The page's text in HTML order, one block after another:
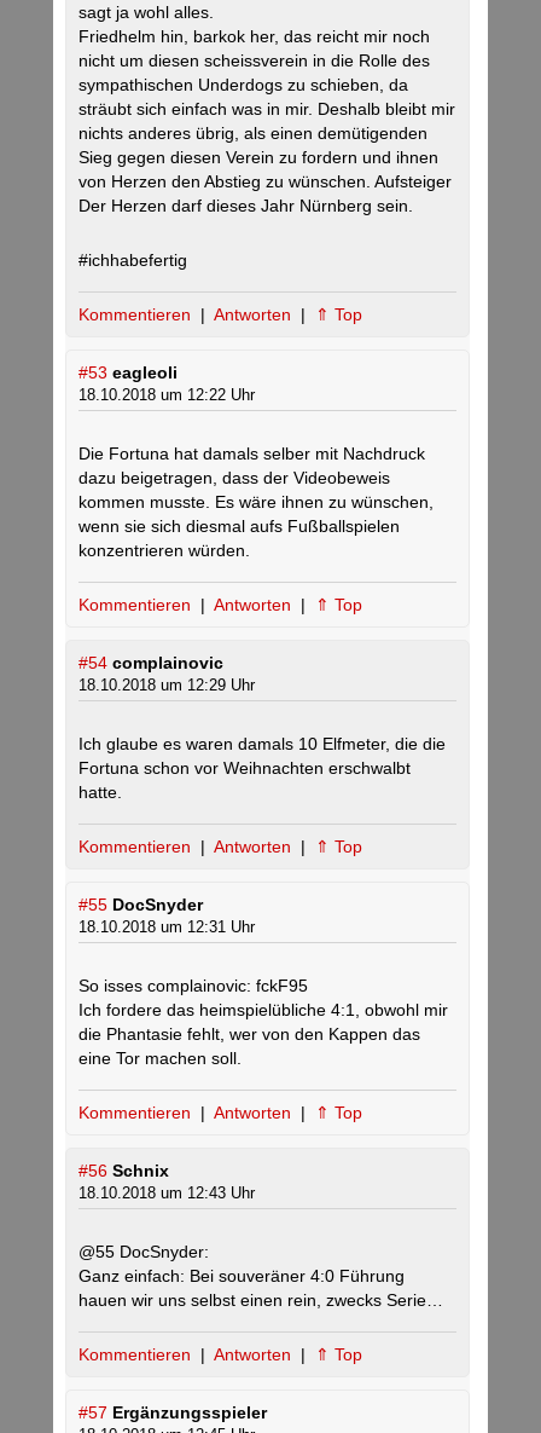
sagt ja wohl alles.
Friedhelm hin, barkok her, das reicht mir noch
nicht um diesen scheissverein in die Rolle des
sympathischen Underdogs zu schieben, da
sträubt sich einfach was in mir. Deshalb bleibt mir
nichts anderes übrig, als einen demütigenden
Sieg gegen diesen Verein zu fordern und ihnen
von Herzen den Abstieg zu wünschen. Aufsteiger
Der Herzen darf dieses Jahr Nürnberg sein.
#ichhabefertig
Kommentieren | Antworten | ⇑ Top
#53 eagleoli
18.10.2018 um 12:22 Uhr
Die Fortuna hat damals selber mit Nachdruck
dazu beigetragen, dass der Videobeweis
kommen musste. Es wäre ihnen zu wünschen,
wenn sie sich diesmal aufs Fußballspielen
konzentrieren würden.
Kommentieren | Antworten | ⇑ Top
#54 complainovic
18.10.2018 um 12:29 Uhr
Ich glaube es waren damals 10 Elfmeter, die die
Fortuna schon vor Weihnachten erschwalbt
hatte.
Kommentieren | Antworten | ⇑ Top
#55 DocSnyder
18.10.2018 um 12:31 Uhr
So isses complainovic: fckF95
Ich fordere das heimspielübliche 4:1, obwohl mir
die Phantasie fehlt, wer von den Kappen das
eine Tor machen soll.
Kommentieren | Antworten | ⇑ Top
#56 Schnix
18.10.2018 um 12:43 Uhr
@55 DocSnyder:
Ganz einfach: Bei souveräner 4:0 Führung
hauen wir uns selbst einen rein, zwecks Serie…
Kommentieren | Antworten | ⇑ Top
#57 Ergänzungsspieler